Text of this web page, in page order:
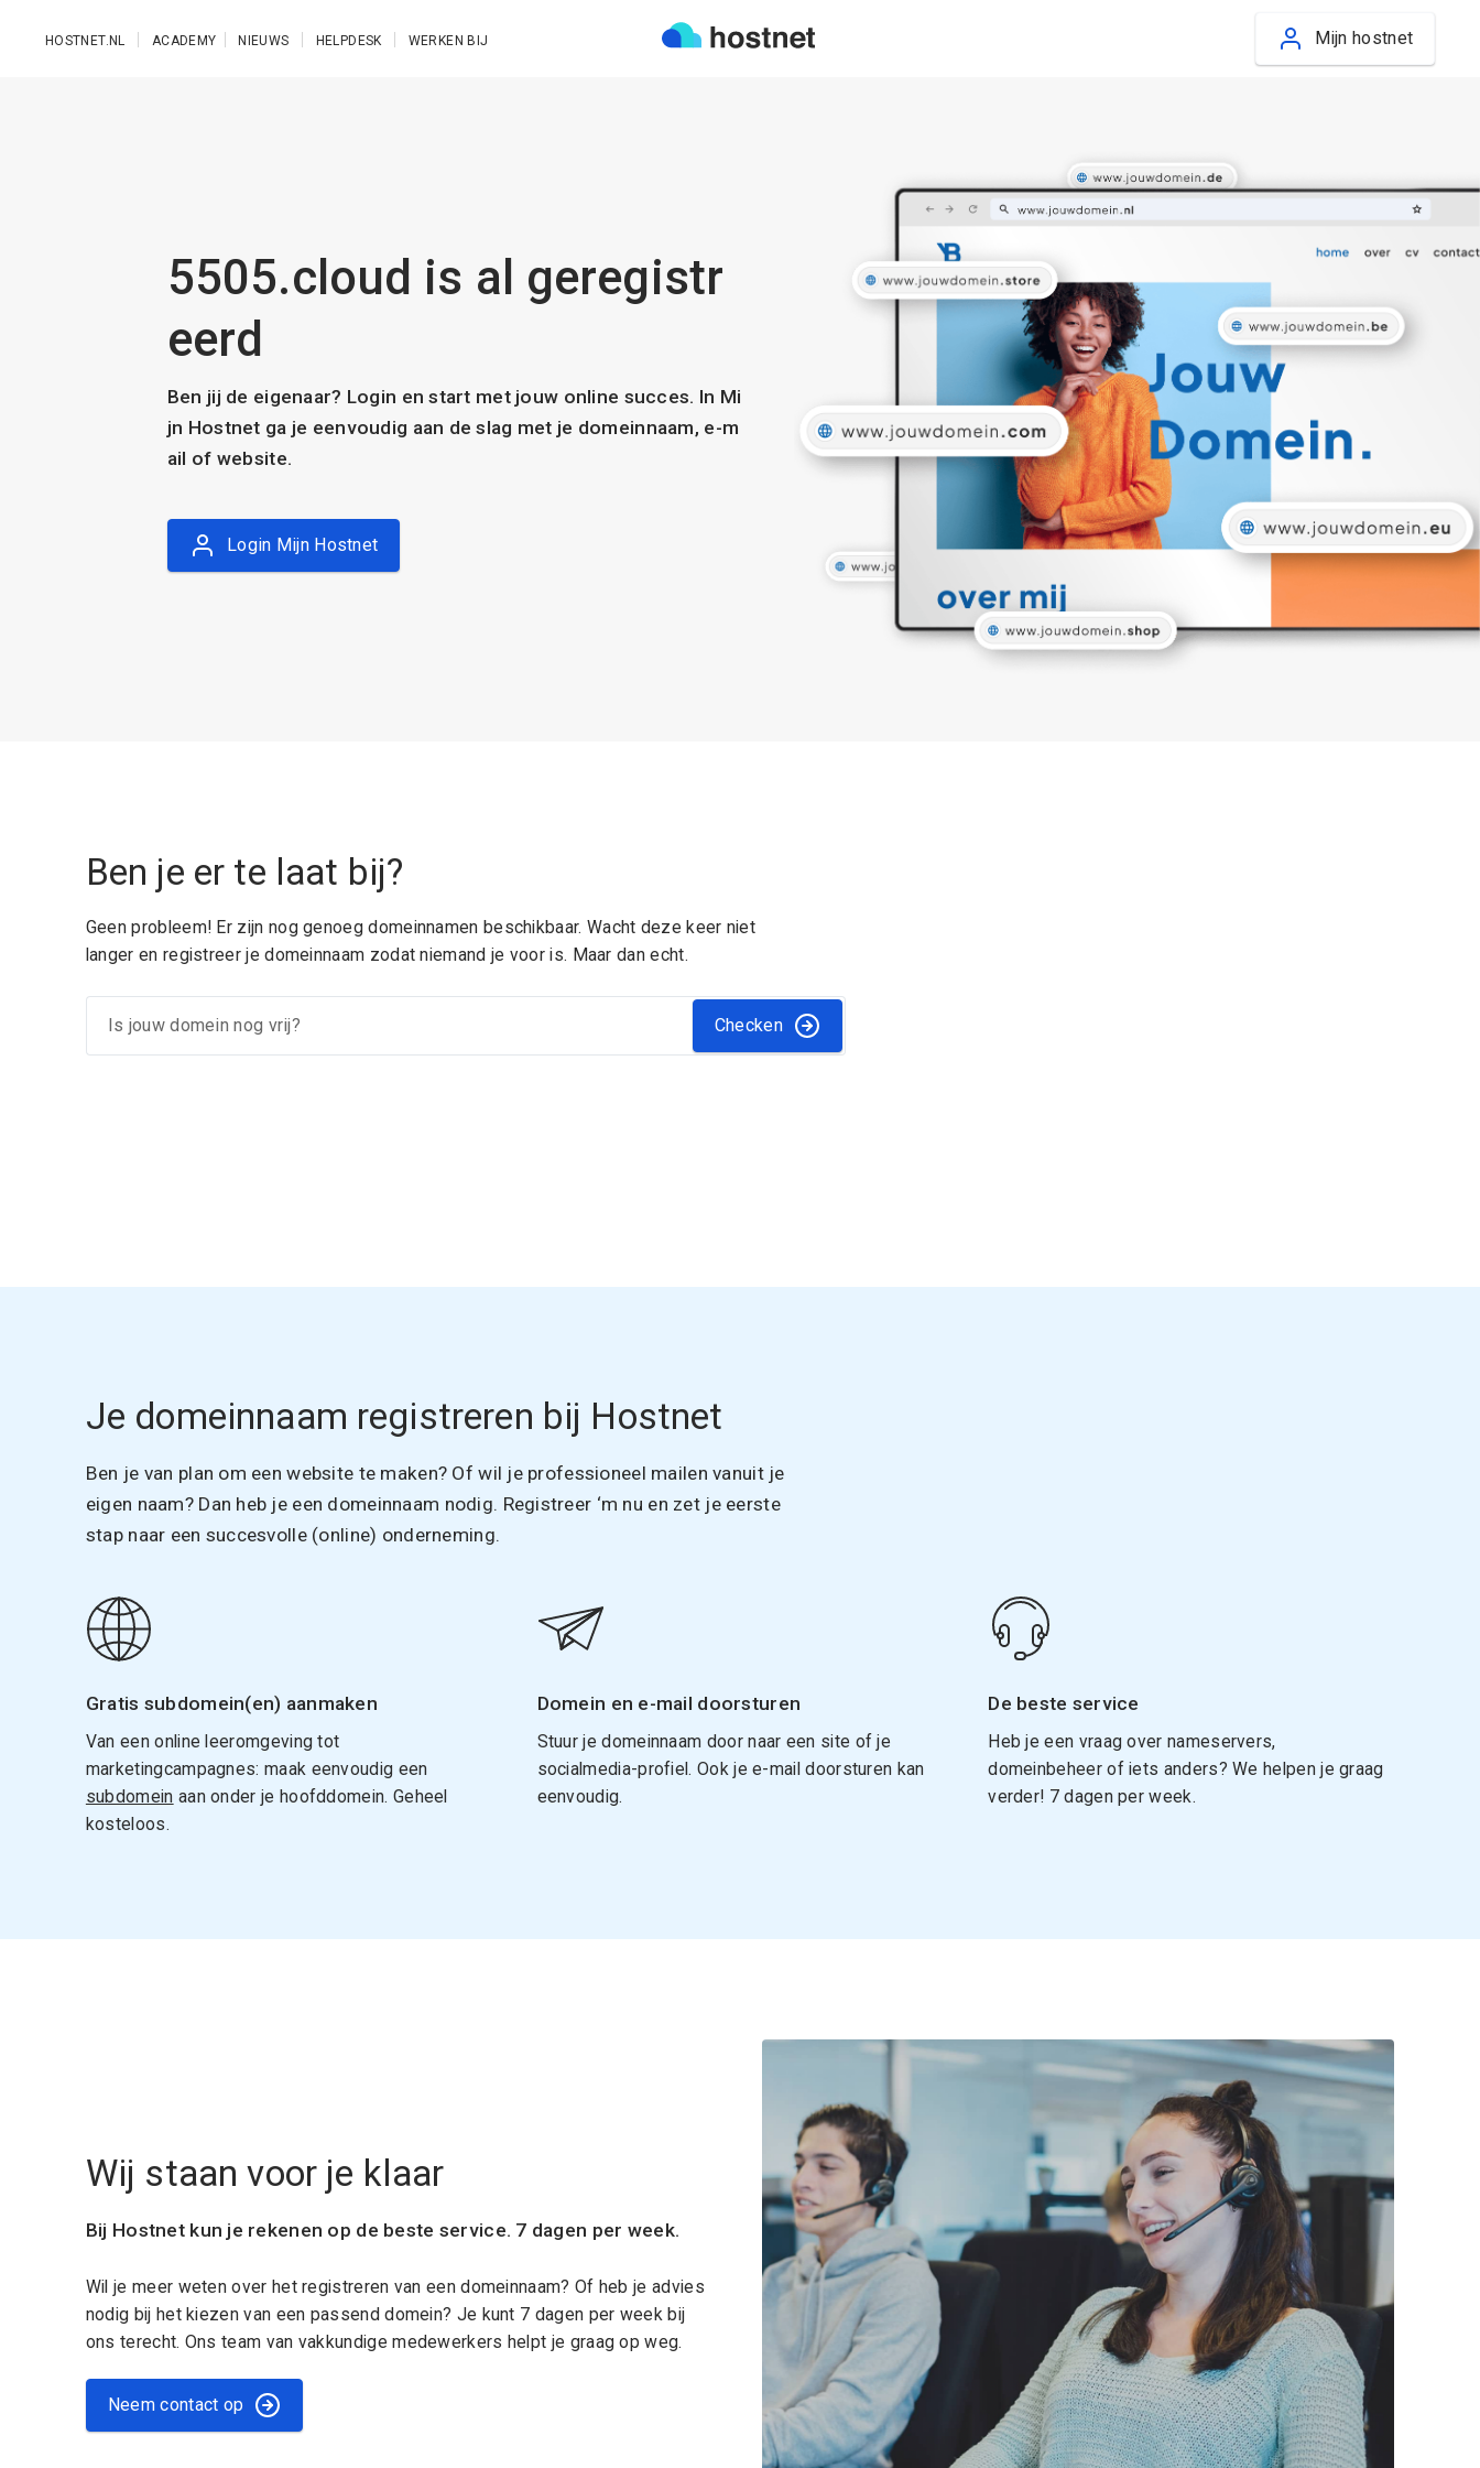
HOSTNET.NL ACADEMY NIEUWS HELPDESK WERKEN BIJ Mijn hostnet
5505.cloud is al geregistr
eerd
Ben jij de eigenaar? Login en start met jouw online succes. In Mi
jn Hostnet ga je eenvoudig aan de slag met je domeinnaam, e-m
ail of website.
Login Mijn Hostnet
Ben je er te laat bij?
Geen probleem! Er zijn nog genoeg domeinnamen beschikbaar. Wacht deze keer niet
langer en registreer je domeinnaam zodat niemand je voor is. Maar dan echt.
Checken
Je domeinnaam registreren bij Hostnet
Ben je van plan om een website te maken? Of wil je professioneel mailen vanuit je
eigen naam? Dan heb je een domeinnaam nodig. Registreer ‘m nu en zet je eerste
stap naar een succesvolle (online) onderneming.
Gratis subdomein(en) aanmaken
Van een online leeromgeving tot
marketingcampagnes: maak eenvoudig een
subdomein aan onder je hoofddomein. Geheel
kosteloos.
Domein en e-mail doorsturen
Stuur je domeinnaam door naar een site of je
socialmedia-profiel. Ook je e-mail doorsturen kan
eenvoudig.
De beste service
Heb je een vraag over nameservers,
domeinbeheer of iets anders? We helpen je graag
verder! 7 dagen per week.
Wij staan voor je klaar
Bij Hostnet kun je rekenen op de beste service. 7 dagen per week.
Wil je meer weten over het registreren van een domeinnaam? Of heb je advies
nodig bij het kiezen van een passend domein? Je kunt 7 dagen per week bij
ons terecht. Ons team van vakkundige medewerkers helpt je graag op weg.
Neem contact op